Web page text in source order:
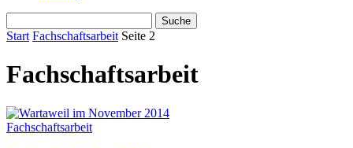
Start Fachschaftsarbeit Seite 2
Fachschaftsarbeit
Fachschaftsarbeit